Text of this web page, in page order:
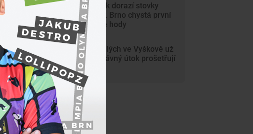
Na Svoboďák dorazí stovky
krojovaných. Brno chystá první
celoměstské hody
Gang nezletilých ve Vyškově už
dořádil. Nedávný útok prošetřují
kriminalisté
Nejnovější články